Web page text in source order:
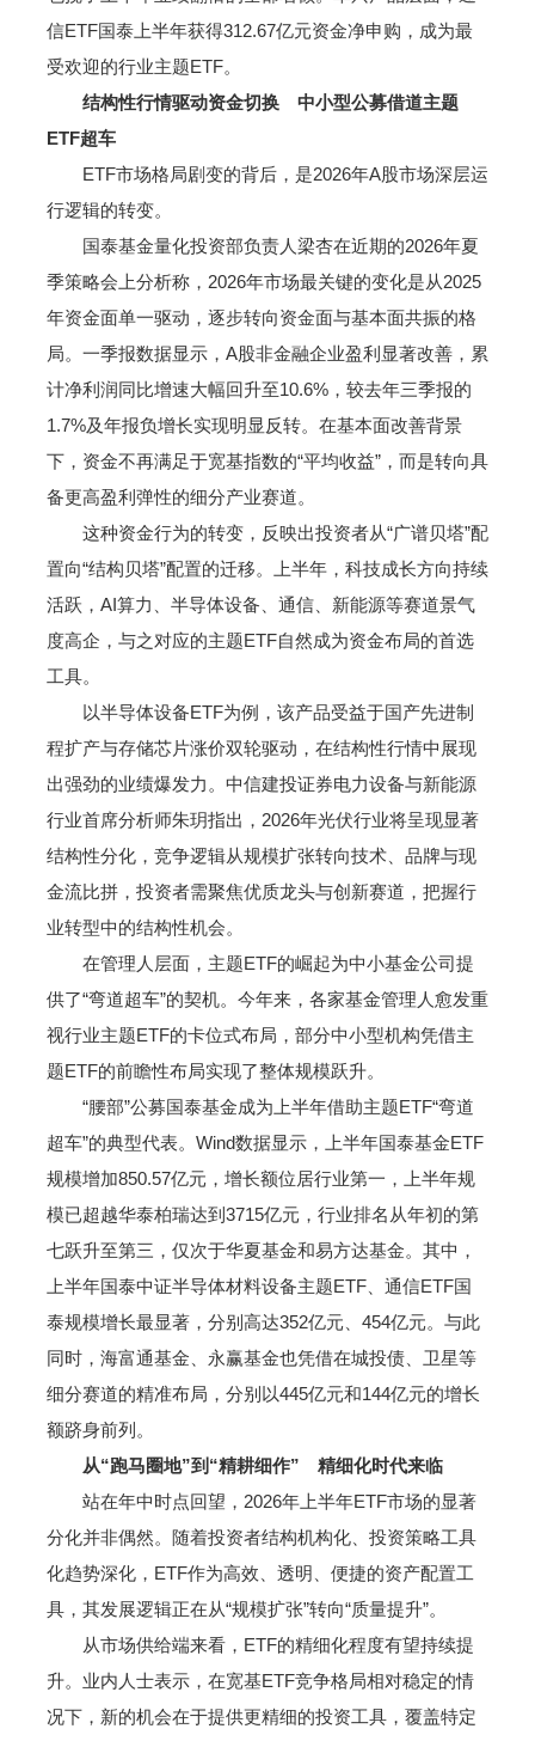
信ETF国泰上半年获得312.67亿元资金净申购，成为最
受欢迎的行业主题ETF。
结构性行情驱动资金切换 中小型公募借道主题
ETF超车
ETF市场格局剧变的背后，是2026年A股市场深层运
行逻辑的转变。
国泰基金量化投资部负责人梁杏在近期的2026年夏
季策略会上分析称，2026年市场最关键的变化是从2025
年资金面单一驱动，逐步转向资金面与基本面共振的格
局。一季报数据显示，A股非金融企业盈利显著改善，累
计净利润同比增速大幅回升至10.6%，较去年三季报的
1.7%及年报负增长实现明显反转。在基本面改善背景
下，资金不再满足于宽基指数的“平均收益”，而是转向具
备更高盈利弹性的细分产业赛道。
这种资金行为的转变，反映出投资者从“广谱贝塔”配
置向“结构贝塔”配置的迁移。上半年，科技成长方向持续
活跃，AI算力、半导体设备、通信、新能源等赛道景气
度高企，与之对应的主题ETF自然成为资金布局的首选
工具。
以半导体设备ETF为例，该产品受益于国产先进制
程扩产与存储芯片涨价双轮驱动，在结构性行情中展现
出强劲的业绩爆发力。中信建投证券电力设备与新能源
行业首席分析师朱玥指出，2026年光伏行业将呈现显著
结构性分化，竞争逻辑从规模扩张转向技术、品牌与现
金流比拼，投资者需聚焦优质龙头与创新赛道，把握行
业转型中的结构性机会。
在管理人层面，主题ETF的崛起为中小基金公司提
供了“弯道超车”的契机。今年来，各家基金管理人愈发重
视行业主题ETF的卡位式布局，部分中小型机构凭借主
题ETF的前瞻性布局实现了整体规模跃升。
“腰部”公募国泰基金成为上半年借助主题ETF“弯道
超车”的典型代表。Wind数据显示，上半年国泰基金ETF
规模增加850.57亿元，增长额位居行业第一，上半年规
模已超越华泰柏瑞达到3715亿元，行业排名从年初的第
七跃升至第三，仅次于华夏基金和易方达基金。其中，
上半年国泰中证半导体材料设备主题ETF、通信ETF国
泰规模增长最显著，分别高达352亿元、454亿元。与此
同时，海富通基金、永赢基金也凭借在城投债、卫星等
细分赛道的精准布局，分别以445亿元和144亿元的增长
额跻身前列。
从“跑马圈地”到“精耕细作” 精细化时代来临
站在年中时点回望，2026年上半年ETF市场的显著
分化并非偶然。随着投资者结构机构化、投资策略工具
化趋势深化，ETF作为高效、透明、便捷的资产配置工
具，其发展逻辑正在从“规模扩张”转向“质量提升”。
从市场供给端来看，ETF的精细化程度有望持续提
升。业内人士表示，在宽基ETF竞争格局相对稳定的情
况下，新的机会在于提供更精细的投资工具，覆盖特定